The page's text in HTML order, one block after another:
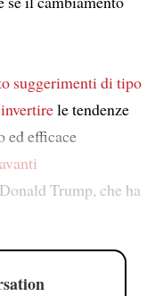
suggerimenti di tipo
le tendenze
ed efficace
Trump, che ha